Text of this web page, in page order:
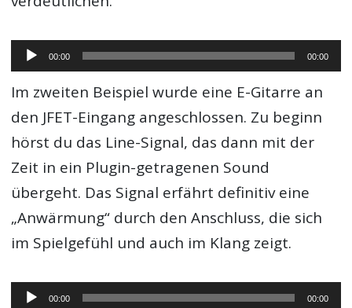
Audio-
Player
00:00 00:00
Im zweiten Beispiel wurde eine E-Gitarre an
den JFET-Eingang angeschlossen. Zu beginn
hörst du das Line-Signal, das dann mit der
Zeit in ein Plugin-getragenen Sound
übergeht. Das Signal erfährt definitiv eine
„Anwärmung“ durch den Anschluss, die sich
im Spielgefühl und auch im Klang zeigt.
Audio-00:00 00:00